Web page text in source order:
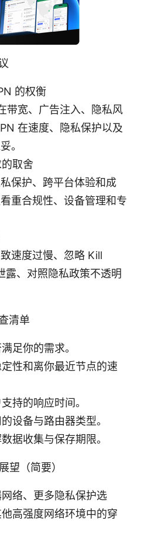
的权衡
带宽、广告注入、隐私风
在速度、隐私保护以及
。
取舍
保护、跨平台体验和成
重合规性、设备管理和专
速度过慢、忽略 Kill
、对照隐私政策不透明
清单
足你的需求。
性和离你最近节点的速
持的响应时间。
设备与路由器类型。
据收集与保存期限。
望（简要）
络、更多隐私保护选
高强度网络环境中的穿